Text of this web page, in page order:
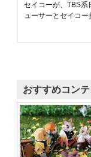
セイコーが、TBS系
ューサーとセイコー
おすすめコン